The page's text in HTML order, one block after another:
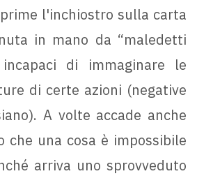
l'inchiostro sulla carta
in mano da “maledetti
incapaci di immaginare le
di certe azioni (negative
A volte accade anche
che una cosa è impossibile
arriva uno sprovveduto